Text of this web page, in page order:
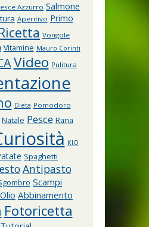
Azzurro Salmone
Aperitivo Primo
Vongole
Vitamine Mauro Corinti
Video Pulitura
Dieta Pomodoro
Natale Pesce Rana
KIO
Spaghetti
Antipasto
Scampi
Olio Abbinamento
Fotoricetta